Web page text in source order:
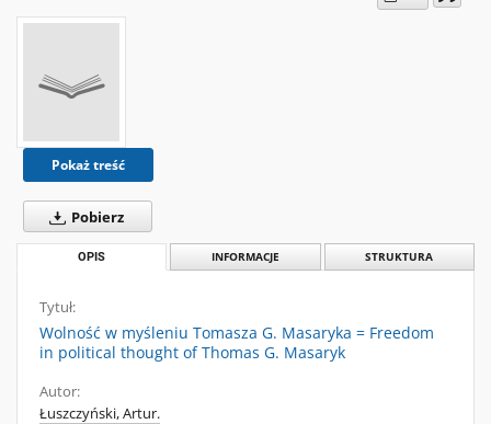
Pokaż treść
Pobierz
OPIS INFORMACJE STRUKTURA
Tytuł:
Wolność w myśleniu Tomasza G. Masaryka = Freedom
in political thought of Thomas G. Masaryk
Autor:
Łuszczyński, Artur.